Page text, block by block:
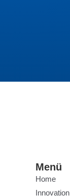
Menü
Home
Innovation